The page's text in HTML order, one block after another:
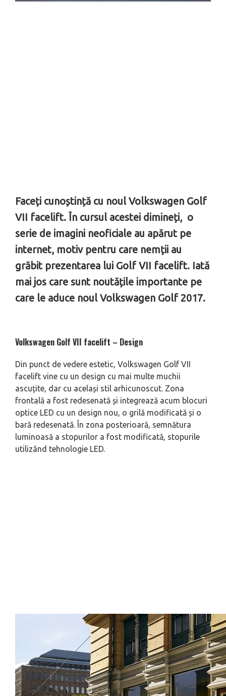
Faceți cunoștință cu noul Volkswagen Golf
VII facelift. În cursul acestei dimineți, o
serie de imagini neoficiale au apărut pe
internet, motiv pentru care nemții au
grăbit prezentarea lui Golf VII facelift. Iată
mai jos care sunt noutățile importante pe
care le aduce noul Volkswagen Golf 2017.
Volkswagen Golf VII facelift – Design
Din punct de vedere estetic, Volkswagen Golf VII
facelift vine cu un design cu mai multe muchii
ascuțite, dar cu același stil arhicunoscut. Zona
frontală a fost redesenată și integrează acum blocuri
optice LED cu un design nou, o grilă modificată și o
bară redesenată. În zona posterioară, semnătura
luminoasă a stopurilor a fost modificată, stopurile
utilizând tehnologie LED.